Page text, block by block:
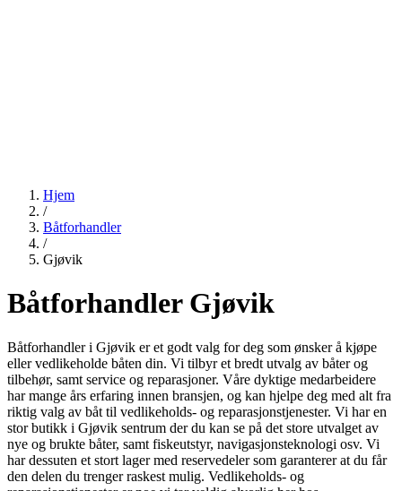
Hjem
/
Båtforhandler
/
Gjøvik
Båtforhandler Gjøvik
Båtforhandler i Gjøvik er et godt valg for deg som ønsker å kjøpe
eller vedlikeholde båten din. Vi tilbyr et bredt utvalg av båter og
tilbehør, samt service og reparasjoner. Våre dyktige medarbeidere
har mange års erfaring innen bransjen, og kan hjelpe deg med alt fra
riktig valg av båt til vedlikeholds- og reparasjonstjenester. Vi har en
stor butikk i Gjøvik sentrum der du kan se på det store utvalget av
nye og brukte båter, samt fiskeutstyr, navigasjonsteknologi osv. Vi
har dessuten et stort lager med reservedeler som garanterer at du får
den delen du trenger raskest mulig. Vedlikeholds- og